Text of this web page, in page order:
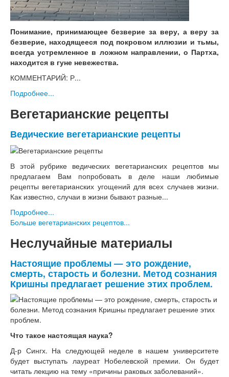
Понимание, принимающее безверие за веру, а веру за
безверие, находящееся под покровом иллюзии и тьмы,
всегда устремленное в ложном направлении, о Партха,
находится в гуне невежества.
КОММЕНТАРИЙ: Р...
Подробнее...
Вегетарианские рецепты
Ведические вегетарианские рецепты
В этой рубрике ведических вегетарианских рецептов мы
предлагаем Вам попробовать в деле наши любимые
рецепты вегетарианских угощений для всех случаев жизни.
Как известно, случаи в жизни бывают разные...
Подробнее...
Больше вегетарианских рецептов...
Неслучайные материалы
Настоящие проблемы — это рождение,
смерть, старость и болезни. Метод сознания
Кришны предлагает решение этих проблем.
Что такое настоящая наука?
Д-р Сингх. На следующей неделе в нашем университете
будет выступать лауреат Нобелевской премии. Он будет
читать лекцию на тему «причины раковых заболеваний».